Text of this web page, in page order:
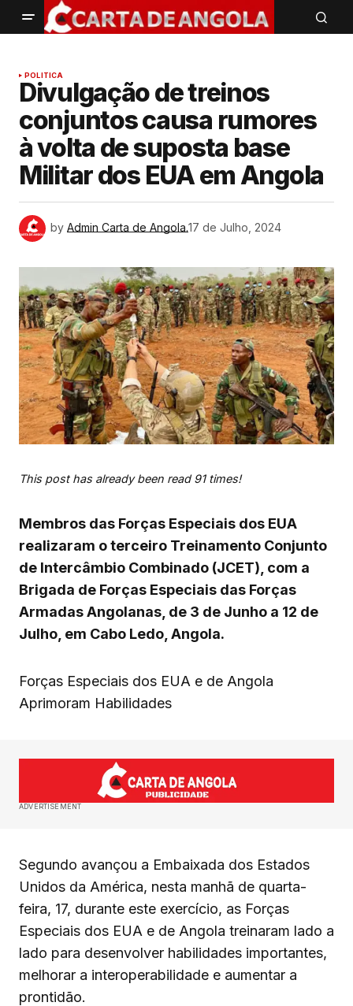
POLITICA
Divulgação de treinos
conjuntos causa rumores
à volta de suposta base
Militar dos EUA em Angola
by Admin Carta de Angola.17 de Julho, 2024
This post has already been read 91 times!
Membros das Forças Especiais dos EUA
realizaram o terceiro Treinamento Conjunto
de Intercâmbio Combinado (JCET), com a
Brigada de Forças Especiais das Forças
Armadas Angolanas, de 3 de Junho a 12 de
Julho, em Cabo Ledo, Angola.
Forças Especiais dos EUA e de Angola
Aprimoram Habilidades
ADVERTISEMENT
Segundo avançou a Embaixada dos Estados
Unidos da América, nesta manhã de quarta-
feira, 17, durante este exercício, as Forças
Especiais dos EUA e de Angola treinaram lado a
lado para desenvolver habilidades importantes,
melhorar a interoperabilidade e aumentar a
prontidão.